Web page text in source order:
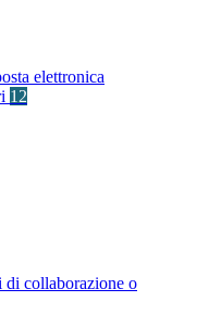
elettronica
12
collaborazione o